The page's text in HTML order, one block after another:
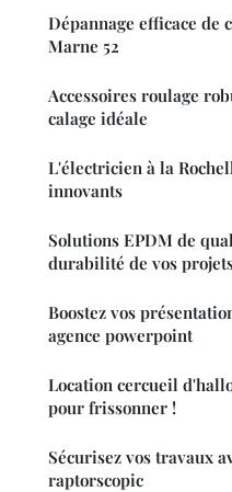
Dépannage efficace de
Marne 52
Accessoires roulage
calage idéale
L'électricien à la
innovants
Solutions EPDM de
durabilité de vos
Boostez vos
agence powerpoint
Location cercueil
pour frissonner !
Sécurisez vos travaux
raptorscopic